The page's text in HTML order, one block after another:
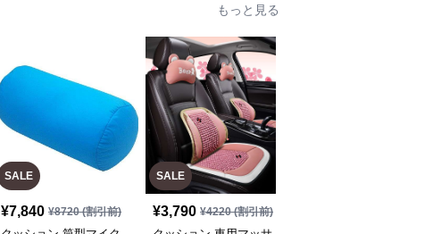
もっと見る
SALE
¥7,840 ¥8720(割引前)
SALE
¥3,790 ¥4220(割引前)